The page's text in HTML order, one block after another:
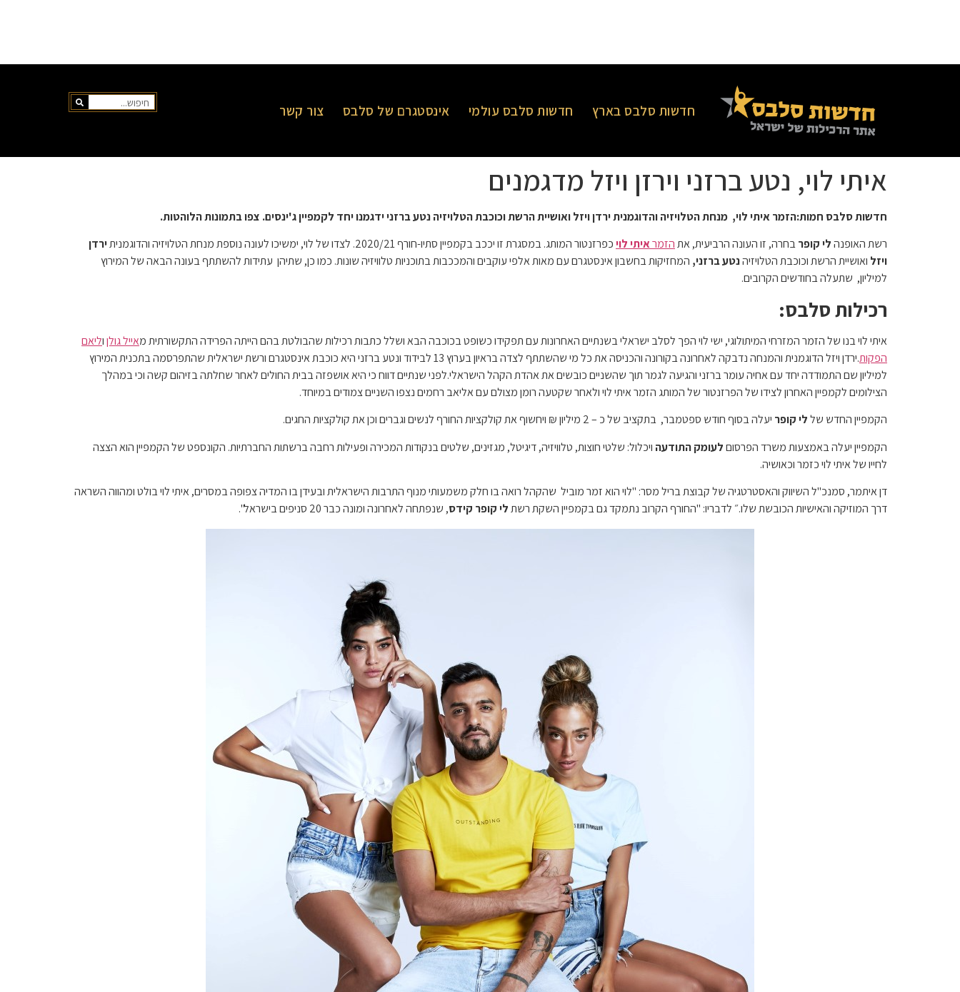
חדשות סלבס בארץ חדשות סלבס עולמי אינסטגרם של סלבס צור קשר
איתי לוי, נטע ברזני וירזן ויזל מדגמנים
חדשות סלבס חמות:הזמר איתי לוי, מנחת הטלויזיה והדוגמנית ירדן ויזל ואושיית הרשת וכוכבת הטלויזיה נטע ברזני ידגמנו יחד לקמפיין ג'ינסים. צפו בתמונות הלוהטות.
רשת האופנהלי קופרבחרה, זו העונה הרביעית, אתהזמראיתי לויכפרזנטור המותג. במסגרת זו יככב בקמפיין סתיו-חורף 2020/21. לצדו של לוי, ימשיכו לעונה נוספת מנחת הטלויזיה והדוגמנית
ירדן
ויזל ואושיית הרשת וכוכבת הטלויזיהנטע ברזני, המחזיקות בחשבון אינסטגרם עם מאות אלפי עוקבים והמככבות בתוכניות טלוויזיה שונות. כמו כן, שתיהן עתידות להשתתף בעונה הבאה של המירוץ
למיליון, שתעלה בחודשים הקרובים.
רכילות סלבס:
איתי לוי בנו של הזמר המזרחי המיתולוגי, ישי לוי הפך לסלב ישראלי בשנתיים האחרונות עם תפקידו כשופט בכוכבה הבא ושלל כתבות רכילות שהבולטת בהם הייתה הפרידה התקשורתית מאייל גולןוליאם
הפקות
.ירדן ויזל הדוגמנית והמנחה נדבקה לאחרונה בקורונה והכניסה את כל מי שהשתתף לצדה בראיון בערוץ 13 לבידוד ונטע ברזני היא כוכבת אינסטגרם ורשת ישראלית שהתפרסמה בתכנית המירוץ
למיליון שם התמודדה יחד עם אחיה עומר ברזני והגיעה לגמר תוך שהשניים כובשים את אהדת הקהל הישראלי.לפני שנתיים דווח כי היא אושפזה בבית החולים לאחר שחלתה בזיהום קשה וכי במהלך
הצילומים לקמפיין האחרון לצידו של הפרזנטור של המותג הזמר איתי לוי ולאחר שקטעה רומן מצולם עם אליאב רחמים נצפו השניים צמודים במיוחד.
הקמפיין החדש שללי קופר יעלה בסוף חודש ספטמבר, בתקציב של כ – 2 מיליון ₪ ויחשוף את קולקציות החורף לנשים וגברים וכן את קולקציות החגים.
הקמפיין יעלה באמצעות משרד הפרסוםלעומק התודעה ויכלול: שלטי חוצות, טלוויזיה, דיגיטל, מגזינים, שלטים בנקודות המכירה ופעילות רחבה ברשתות החברתיות. הקונספט של הקמפיין הוא הצצה
לחייו של איתי לוי כזמר וכאושיה.
דן איתמר, סמנכ"ל השיווק והאסטרטגיה של קבוצת בריל מסר: "לוי הוא זמר מוביל שהקהל רואה בו חלק משמעותי מנוף התרבות הישראלית ובעידן בו המדיה צפופה במסרים, איתי לוי בולט ומהווה השראה
דרך המוזיקה והאישיות הכובשת שלו.״ לדבריו: "החורף הקרוב נתמקד גם בקמפיין השקת רשתלי קופר קידס, שנפתחה לאחרונה ומונה כבר 20 סניפים בישראל".